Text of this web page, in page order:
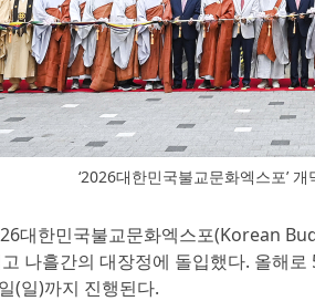
‘2026대한민국불교문화엑스포’
대한민국불교문화엑스포(Korean
나흘간의 대장정에 돌입했다. 올해
(일)까지 진행된다.